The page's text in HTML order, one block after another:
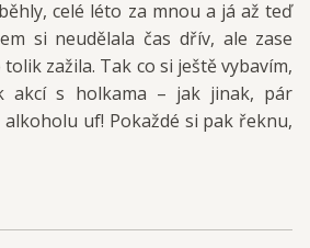
celé léto za mnou a já až teď
si neudělala čas dřív, ale zase
zažila. Tak co si ještě vybavím,
akcí s holkama – jak jinak, pár
uf! Pokaždé si pak řeknu,